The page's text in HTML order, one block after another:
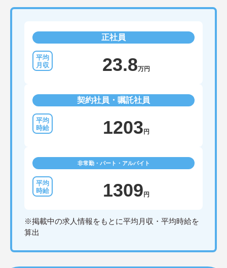
正社員
23.8万円
契約社員・嘱託社員
1203 円
非常勤・パート・アルバイト
1309 円
※掲載中の求人情報をもとに平均月収・平均時給を
算出